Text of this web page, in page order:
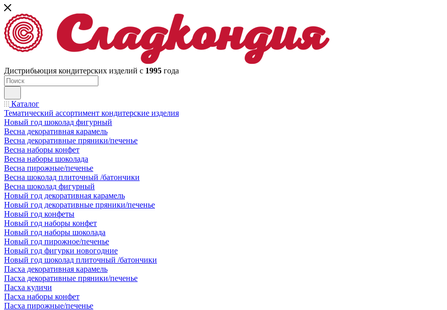
Дистрибьюция кондитерских изделий с 1995 года
Каталог
Тематический ассортимент кондитерские изделия
Новый год шоколад фигурный
Весна декоративная карамель
Весна декоративные пряники/печенье
Весна наборы конфет
Весна наборы шоколада
Весна пирожные/печенье
Весна шоколад плиточный /батончики
Весна шоколад фигурный
Новый год декоративная карамель
Новый год декоративные пряники/печенье
Новый год конфеты
Новый год наборы конфет
Новый год наборы шоколада
Новый год пирожное/печенье
Новый год фигурки новогодние
Новый год шоколад плиточный /батончики
Пасха декоративная карамель
Пасха декоративные пряники/печенье
Пасха куличи
Пасха наборы конфет
Пасха пирожные/печенье